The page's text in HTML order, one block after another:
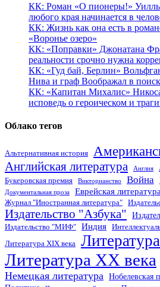
КК: Роман «О пионеры!»
любого края начинается в
КК: Жизнь как она есть в
«Воронье озеро»
КК: «Поправки» Джонатана
реальности срочно нужна
КК: «Гуд бай, Берлин»
Нива и граф Воображал в
КК: «Капитан Михалис»
исповедь о героическом и
Облако тегов
Альтернативная история
Английская литература Англия
Букеровская премия
Викторианство Война
Документальная проза Еврейская литература
Журнал "Иностранная литература"
Издательство "Азбука"
Издательство "МИФ" Индия
Литература XIX века
Литература XX века
Немецкая литература Нобелевская